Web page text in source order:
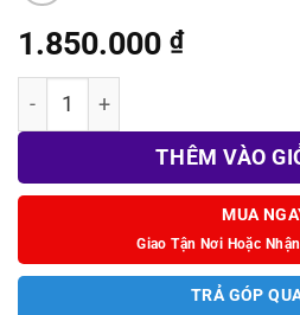
1.850.000 ₫
Tay cầm Mobapad M12 HD cho
THÊM VÀO
MUA
Giao Tận Nơi Hoặc
TRẢ GÓP